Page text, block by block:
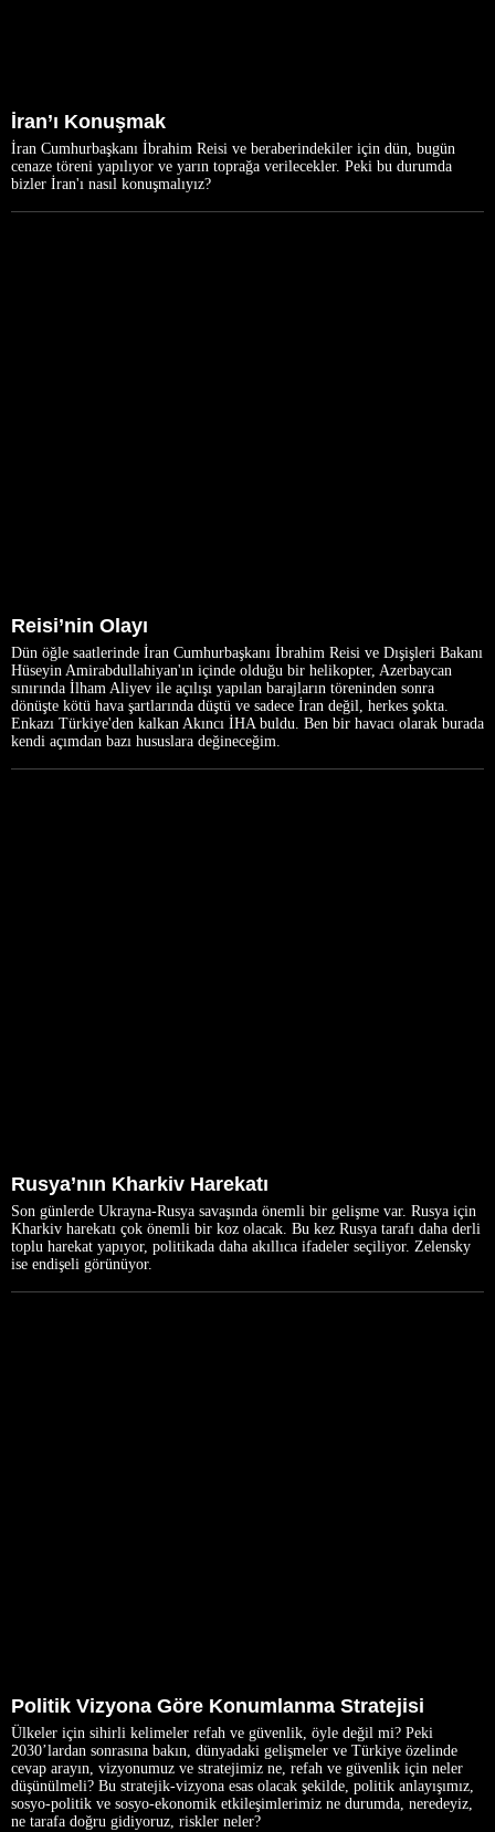
İran’ı Konuşmak
İran Cumhurbaşkanı İbrahim Reisi ve beraberindekiler için dün, bugün
cenaze töreni yapılıyor ve yarın toprağa verilecekler. Peki bu durumda
bizler İran'ı nasıl konuşmalıyız?
Reisi’nin Olayı
Dün öğle saatlerinde İran Cumhurbaşkanı İbrahim Reisi ve Dışişleri Bakanı
Hüseyin Amirabdullahiyan'ın içinde olduğu bir helikopter, Azerbaycan
sınırında İlham Aliyev ile açılışı yapılan barajların töreninden sonra
dönüşte kötü hava şartlarında düştü ve sadece İran değil, herkes şokta.
Enkazı Türkiye'den kalkan Akıncı İHA buldu. Ben bir havacı olarak burada
kendi açımdan bazı hususlara değineceğim.
Rusya’nın Kharkiv Harekatı
Son günlerde Ukrayna-Rusya savaşında önemli bir gelişme var. Rusya için
Kharkiv harekatı çok önemli bir koz olacak. Bu kez Rusya tarafı daha derli
toplu harekat yapıyor, politikada daha akıllıca ifadeler seçiliyor. Zelensky
ise endişeli görünüyor.
Politik Vizyona Göre Konumlanma Stratejisi
Ülkeler için sihirli kelimeler refah ve güvenlik, öyle değil mi? Peki
2030’lardan sonrasına bakın, dünyadaki gelişmeler ve Türkiye özelinde
cevap arayın, vizyonumuz ve stratejimiz ne, refah ve güvenlik için neler
düşünülmeli? Bu stratejik-vizyona esas olacak şekilde, politik anlayışımız,
sosyo-politik ve sosyo-ekonomik etkileşimlerimiz ne durumda, neredeyiz,
ne tarafa doğru gidiyoruz, riskler neler?